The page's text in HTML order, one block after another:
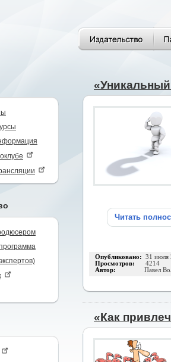
«Уникальный
Читать
Опубликовано: 31 июля
Просмотров: 4214
Автор: Павел
«Как